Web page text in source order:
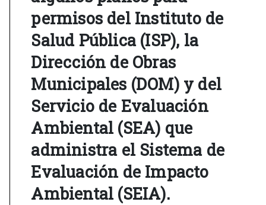
permisos del Instituto de
Salud Pública (ISP), la
Dirección de Obras
Municipales (DOM) y del
Servicio de Evaluación
Ambiental (SEA) que
administra el Sistema de
Evaluación de Impacto
Ambiental (SEIA).